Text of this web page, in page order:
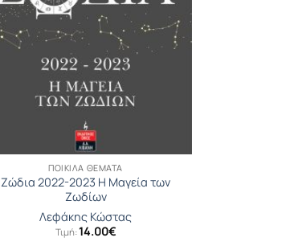
ΠΟΙΚΊΛΑ ΘΈΜΑΤΑ
Ζώδια 2022-2023 Η Μαγεία των
Ζωδίων
Λεφάκης Κώστας
Τιμή:14.00€